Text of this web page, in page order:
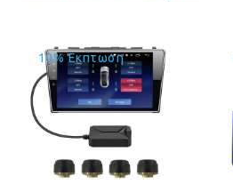
10% Έκπτωση